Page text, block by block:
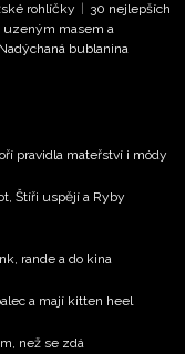
rohlíčky
30 nejlepších
uzeným masem a
Nadýchaná bublanina
pravidla mateřství i módy
Štíři uspějí a Ryby
rande a do kina
a mají kitten heel
než se zdá